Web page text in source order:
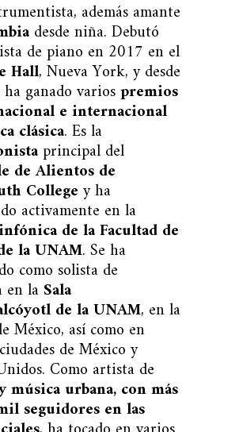
además amante
desde niña. Debutó
de piano en 2017 en el
Hall, Nueva York, y desde
ganado variospremios
e internacional
clásica. Es la
principal del
de Alientos de
Collegey ha
activamente en la
de la Facultad de
la UNAM. Se ha
como solista de
en laSala
de la UNAM, en la
México, así como en
de México y
Como artista de
música urbana, con más
seguidores en las